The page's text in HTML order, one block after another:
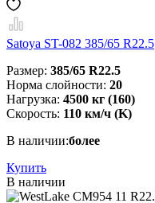
Satoya ST-082 385/65 R22.5
Размер: 385/65 R22.5
Норма слойности: 20
Нагрузка: 4500 кг (160)
Скорость: 110 км/ч (K)
В наличии:более
Купить
В наличии